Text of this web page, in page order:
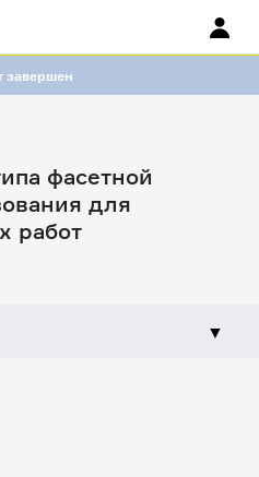
завершен
фасетной
для
работ
▼